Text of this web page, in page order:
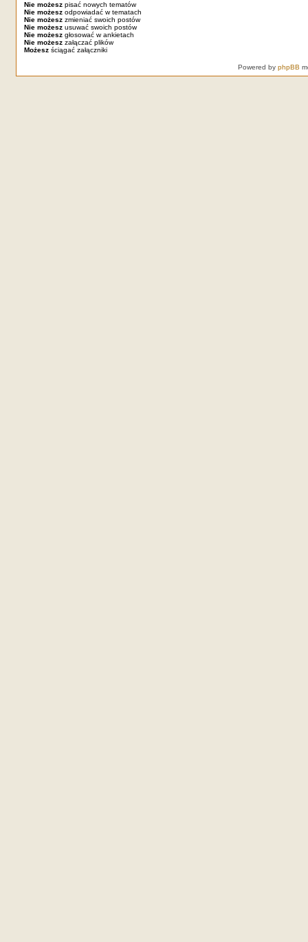
Nie możeszpisać nowych tematów
Nie możeszodpowiadać w tematach
Nie możeszzmieniać swoich postów
Nie możeszusuwać swoich postów
Nie możeszgłosować w ankietach
Nie możeszzałączać plików
Możeszściągać załączniki
Powered by phpBB